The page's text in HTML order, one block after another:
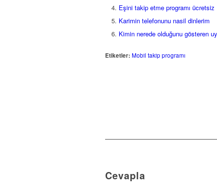
Eşini takip etme programı ücretsiz
Karimin telefonunu nasil dinlerim
Kimin nerede olduğunu gösteren
Etiketler: Mobil takip programı
Cevapla